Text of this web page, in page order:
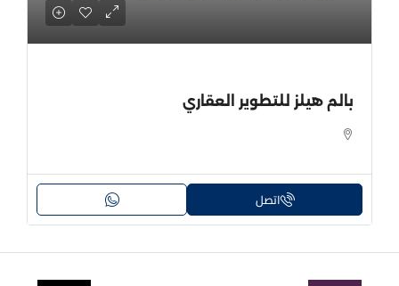
بالم هيلز للتطوير العقاري
اتصل